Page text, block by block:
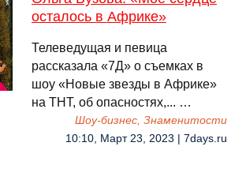
осталось в Африке»
Телеведущая и певица
рассказала «7Д» о съемках в
шоу «Новые звезды в Африке»
на ТНТ, об опасностях,... …
Шоу-бизнес, Знаменитости
10:10, Март 23, 2023 | 7days.ru